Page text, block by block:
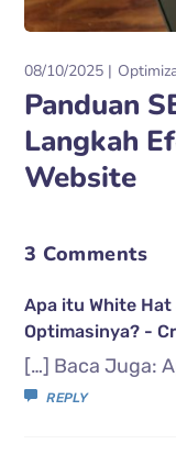
08/10/2025
Panduan
Langkah
Website
3 Comments
Apa itu White Hat
Optimasinya? -
[…] Baca Juga:
REPLY